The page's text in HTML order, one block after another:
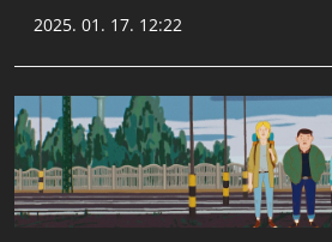
2025. 01. 17. 12:22